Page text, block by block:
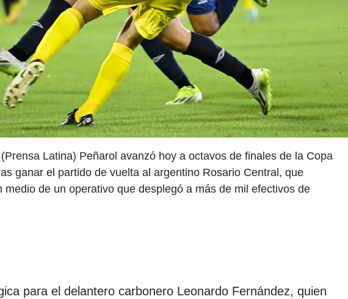
Latina) Peñarol avanzó hoy a octavos de finales de la Copa
ganar el partido de vuelta al argentino Rosario Central, que
medio de un operativo que desplegó a más de mil efectivos de
para el delantero carbonero Leonardo Fernández, quien